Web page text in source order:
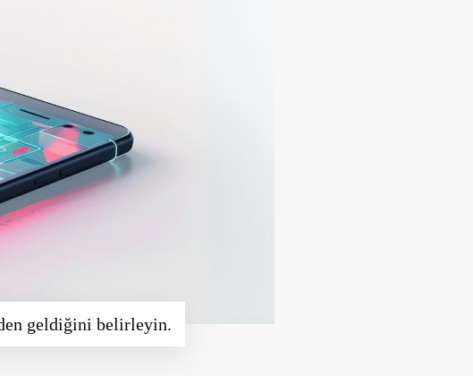
geldiğini belirleyin.